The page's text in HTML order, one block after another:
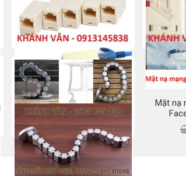
RJ45 Cat 5e – Jack/ Plug/
Đầu bấm/ Hạt mạng
Mua ngay
Patch
Đầu nối RJ45 Cat 5E/ Cat 6 –
Connector/ Domino
Mua ngay
Mặt nạ